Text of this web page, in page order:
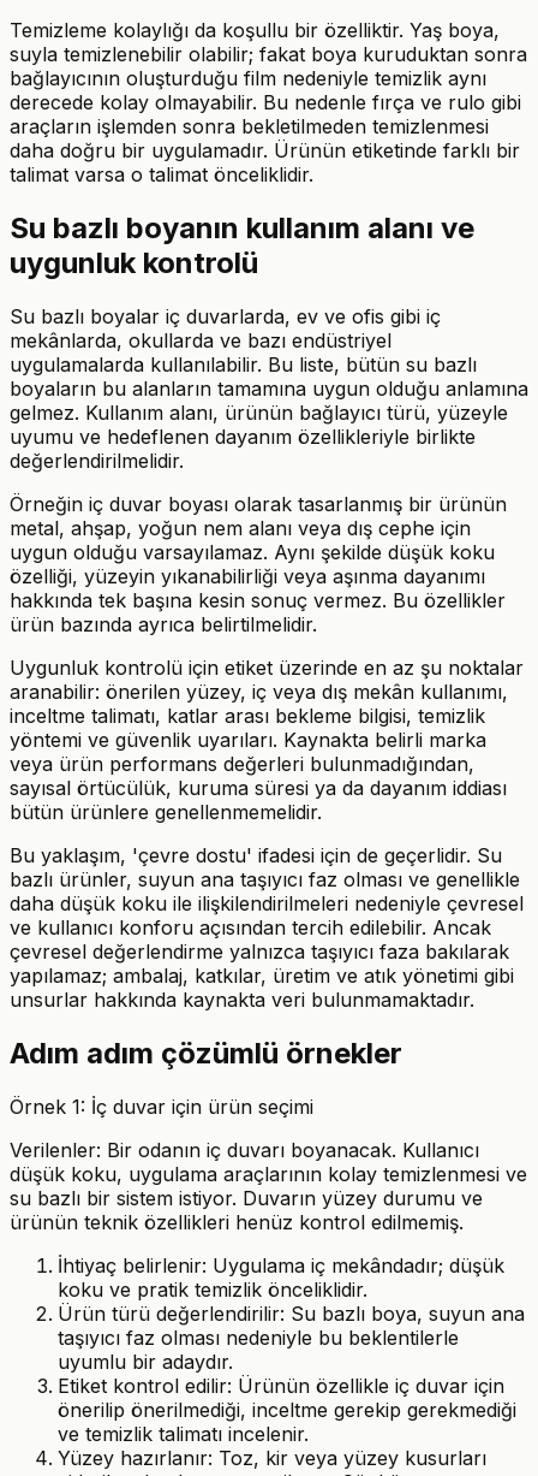
Temizleme kolaylığı da koşullu bir özelliktir. Yaş boya,
suyla temizlenebilir olabilir; fakat boya kuruduktan sonra
bağlayıcının oluşturduğu film nedeniyle temizlik aynı
derecede kolay olmayabilir. Bu nedenle fırça ve rulo gibi
araçların işlemden sonra bekletilmeden temizlenmesi
daha doğru bir uygulamadır. Ürünün etiketinde farklı bir
talimat varsa o talimat önceliklidir.
Su bazlı boyanın kullanım alanı ve
uygunluk kontrolü
Su bazlı boyalar iç duvarlarda, ev ve ofis gibi iç
mekânlarda, okullarda ve bazı endüstriyel
uygulamalarda kullanılabilir. Bu liste, bütün su bazlı
boyaların bu alanların tamamına uygun olduğu anlamına
gelmez. Kullanım alanı, ürünün bağlayıcı türü, yüzeyle
uyumu ve hedeflenen dayanım özellikleriyle birlikte
değerlendirilmelidir.
Örneğin iç duvar boyası olarak tasarlanmış bir ürünün
metal, ahşap, yoğun nem alanı veya dış cephe için
uygun olduğu varsayılamaz. Aynı şekilde düşük koku
özelliği, yüzeyin yıkanabilirliği veya aşınma dayanımı
hakkında tek başına kesin sonuç vermez. Bu özellikler
ürün bazında ayrıca belirtilmelidir.
Uygunluk kontrolü için etiket üzerinde en az şu noktalar
aranabilir: önerilen yüzey, iç veya dış mekân kullanımı,
inceltme talimatı, katlar arası bekleme bilgisi, temizlik
yöntemi ve güvenlik uyarıları. Kaynakta belirli marka
veya ürün performans değerleri bulunmadığından,
sayısal örtücülük, kuruma süresi ya da dayanım iddiası
bütün ürünlere genellenmemelidir.
Bu yaklaşım, 'çevre dostu' ifadesi için de geçerlidir. Su
bazlı ürünler, suyun ana taşıyıcı faz olması ve genellikle
daha düşük koku ile ilişkilendirilmeleri nedeniyle çevresel
ve kullanıcı konforu açısından tercih edilebilir. Ancak
çevresel değerlendirme yalnızca taşıyıcı faza bakılarak
yapılamaz; ambalaj, katkılar, üretim ve atık yönetimi gibi
unsurlar hakkında kaynakta veri bulunmamaktadır.
Adım adım çözümlü örnekler
Örnek 1: İç duvar için ürün seçimi
Verilenler: Bir odanın iç duvarı boyanacak. Kullanıcı
düşük koku, uygulama araçlarının kolay temizlenmesi ve
su bazlı bir sistem istiyor. Duvarın yüzey durumu ve
ürünün teknik özellikleri henüz kontrol edilmemiş.
İhtiyaç belirlenir: Uygulama iç mekândadır; düşük
koku ve pratik temizlik önceliklidir.
Ürün türü değerlendirilir: Su bazlı boya, suyun ana
taşıyıcı faz olması nedeniyle bu beklentilerle
uyumlu bir adaydır.
Etiket kontrol edilir: Ürünün özellikle iç duvar için
önerilip önerilmediği, inceltme gerekip gerekmediği
ve temizlik talimatı incelenir.
Yüzey hazırlanır: Toz, kir veya yüzey kusurları